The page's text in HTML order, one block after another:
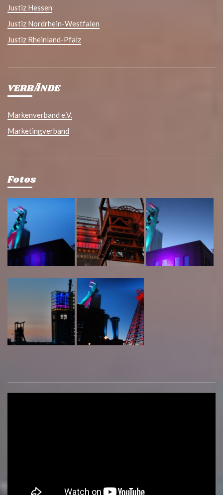
Justiz Hessen
Justiz Nordrhein-Westfalen
Justiz Rheinland-Pfalz
VERBÄNDE
Markenverband e.V.
Marketingverband
Fotos